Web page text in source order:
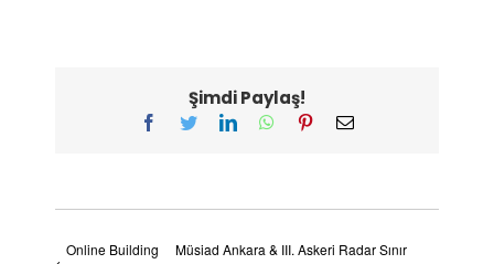
Şimdi Paylaş!
Facebook
TwitterLinkedInWhatsApp
Pinterest
E-
Online Building
Müsiad Ankara & III. Askeri Radar Sınır